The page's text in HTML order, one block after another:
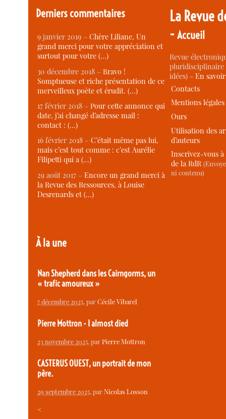
Derniers commentaires
9 janvier 2019 –Chère Liliane, Un
grand merci pour votre appréciation et
surtout pour votre (…)
30 décembre 2018 –Bravo !
Somptueuse et riche présentation de ce
merveilleux poète et érudit. (…)
17 février 2018 –Pour cette annonce qui
date, j’ai changé d’adresse mail :
contact : (…)
16 février 2018 –C’était même pas lui,
mais c’est tout comme : c’est Aurélie
Filipetti qui a (…)
29 août 2017 –Encore un grand merci à
la Revue des Ressources, à Louise
Desrenards et (…)
À la une
Nan Shepherd dans les Cairngorms, un
« trafic amoureux »
7 décembre 2025, parCécile Vibarel
Pierre Mottron - I almost died
23 novembre 2025, parPierre Mottron
CASTERUS OUEST, un portrait de mon
père.
29 septembre 2025, parNicolas Losson
<
La Revue
-Accueil
Revue
idées) -En
Contacts
Mentions légales
Ours
Utilisation des
d’auteurs
Inscrivez-vous
de la RdR
ni contenu)